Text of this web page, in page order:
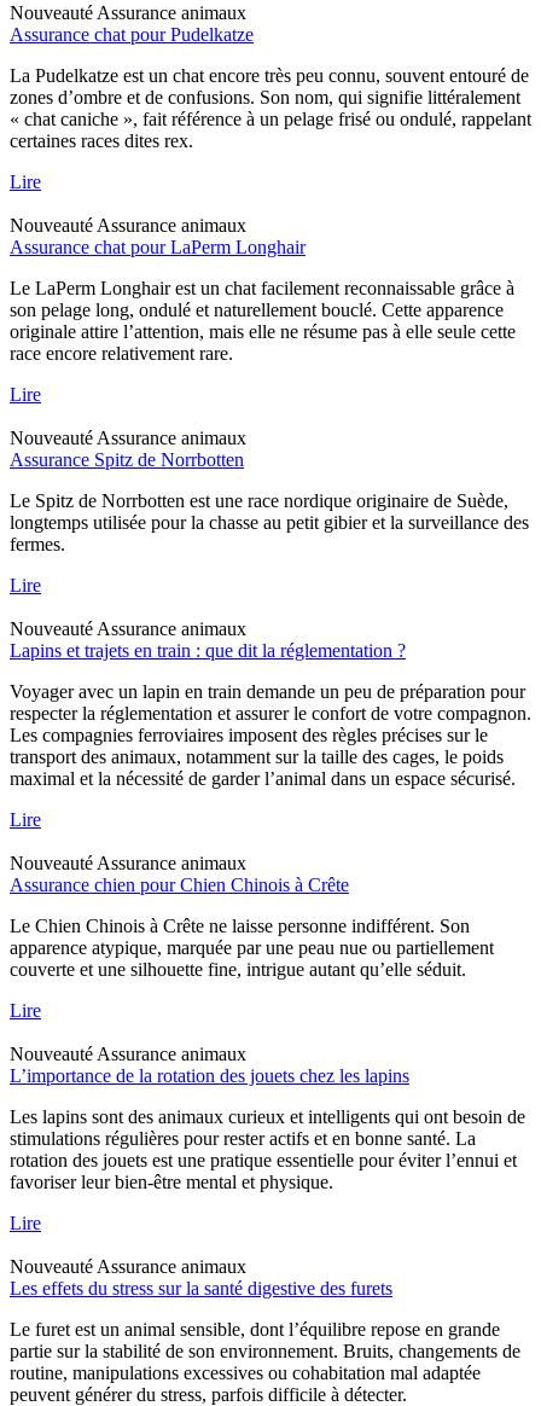
Nouveauté Assurance animaux
Assurance chat pour Pudelkatze
La Pudelkatze est un chat encore très peu connu, souvent entouré de
zones d’ombre et de confusions. Son nom, qui signifie littéralement
« chat caniche », fait référence à un pelage frisé ou ondulé, rappelant
certaines races dites rex.
Lire
Nouveauté Assurance animaux
Assurance chat pour LaPerm Longhair
Le LaPerm Longhair est un chat facilement reconnaissable grâce à
son pelage long, ondulé et naturellement bouclé. Cette apparence
originale attire l’attention, mais elle ne résume pas à elle seule cette
race encore relativement rare.
Lire
Nouveauté Assurance animaux
Assurance Spitz de Norrbotten
Le Spitz de Norrbotten est une race nordique originaire de Suède,
longtemps utilisée pour la chasse au petit gibier et la surveillance des
fermes.
Lire
Nouveauté Assurance animaux
Lapins et trajets en train : que dit la réglementation ?
Voyager avec un lapin en train demande un peu de préparation pour
respecter la réglementation et assurer le confort de votre compagnon.
Les compagnies ferroviaires imposent des règles précises sur le
transport des animaux, notamment sur la taille des cages, le poids
maximal et la nécessité de garder l’animal dans un espace sécurisé.
Lire
Nouveauté Assurance animaux
Assurance chien pour Chien Chinois à Crête
Le Chien Chinois à Crête ne laisse personne indifférent. Son
apparence atypique, marquée par une peau nue ou partiellement
couverte et une silhouette fine, intrigue autant qu’elle séduit.
Lire
Nouveauté Assurance animaux
L’importance de la rotation des jouets chez les lapins
Les lapins sont des animaux curieux et intelligents qui ont besoin de
stimulations régulières pour rester actifs et en bonne santé. La
rotation des jouets est une pratique essentielle pour éviter l’ennui et
favoriser leur bien-être mental et physique.
Lire
Nouveauté Assurance animaux
Les effets du stress sur la santé digestive des furets
Le furet est un animal sensible, dont l’équilibre repose en grande
partie sur la stabilité de son environnement. Bruits, changements de
routine, manipulations excessives ou cohabitation mal adaptée
peuvent générer du stress, parfois difficile à détecter.